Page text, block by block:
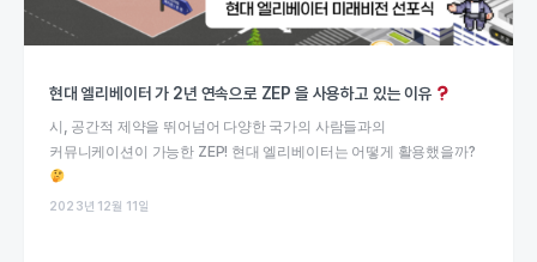
현대 엘리베이터 가 2년 연속으로 ZEP 을 사용하고 있는 이유
시, 공간적 제약을 뛰어넘어 다양한 국가의 사람들과의
커뮤니케이션이 가능한 ZEP! 현대 엘리베이터는 어떻게 활용했을까?
2023년 12월 11일